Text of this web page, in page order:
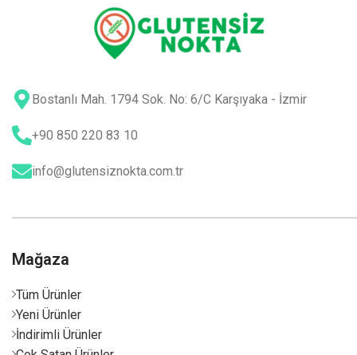
Bostanlı Mah. 1794 Sok. No: 6/C Karşıyaka - İzmir
+90 850 220 83 10
info@glutensiznokta.com.tr
Mağaza
Tüm Ürünler
Yeni Ürünler
İndirimli Ürünler